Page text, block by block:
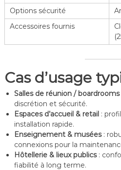
Options sécurité
Accessoires fournis
Cas d’usage
Salles de réunion / boardrooms
discrétion et sécurité.
Espaces d’accueil & retail:
installation rapide.
Enseignement & musées:
connexions pour la
Hôtellerie & lieux publics:
fiabilité à long terme.